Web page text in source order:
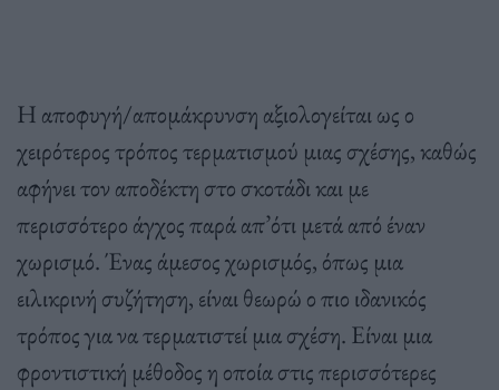
Η αποφυγή/απομάκρυνση αξιολογείται ως ο
χειρότερος τρόπος τερματισμού μιας σχέσης, καθώς
αφήνει τον αποδέκτη στο σκοτάδι και με
περισσότερο άγχος παρά απ’ότι μετά από έναν
χωρισμό. Ένας άμεσος χωρισμός, όπως μια
ειλικρινή συζήτηση, είναι θεωρώ ο πιο ιδανικός
τρόπος για να τερματιστεί μια σχέση. Είναι μια
φροντιστική μέθοδος η οποία στις περισσότερες